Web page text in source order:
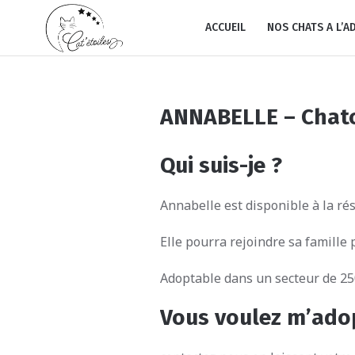
ACCUEIL NOS CHATS A
ANNABELLE –
Qui suis-je ?
Annabelle est disponible à la
Elle pourra rejoindre sa
Adoptable dans un secteur de
Vous voulez